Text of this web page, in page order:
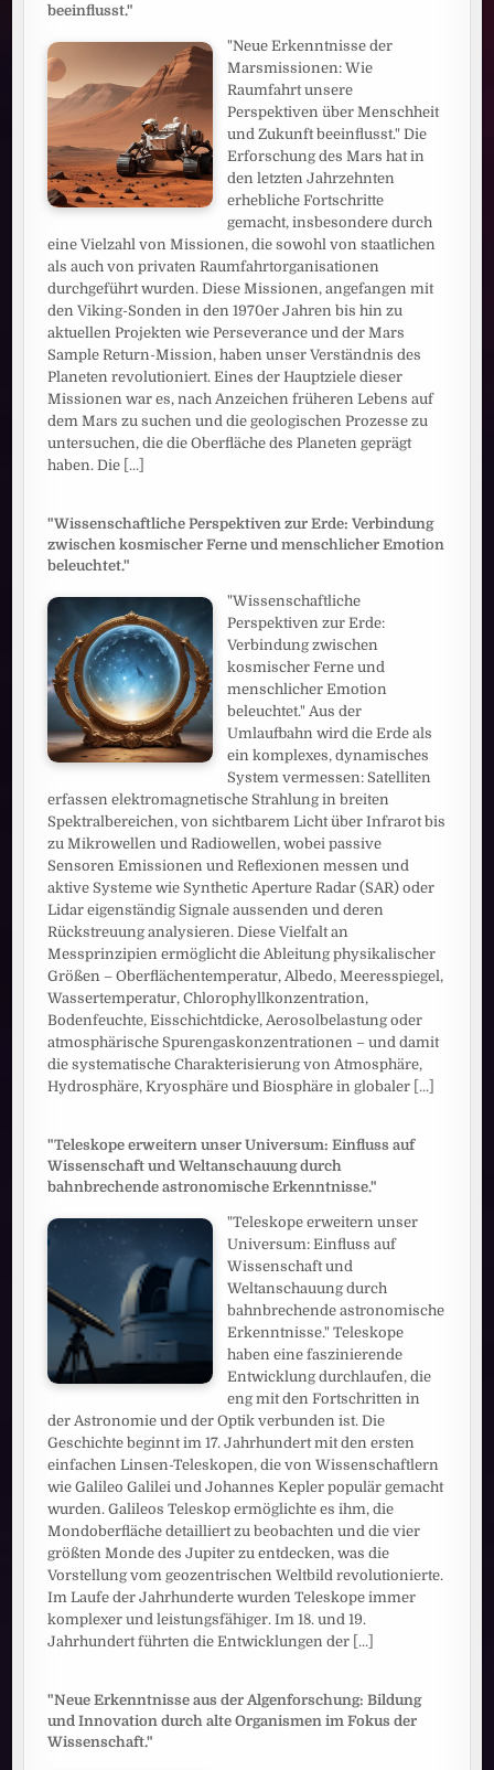
beeinflusst."
"Neue Erkenntnisse der
Marsmissionen: Wie
Raumfahrt unsere
Perspektiven über Menschheit
und Zukunft beeinflusst." Die
Erforschung des Mars hat in
den letzten Jahrzehnten
erhebliche Fortschritte
gemacht, insbesondere durch
eine Vielzahl von Missionen, die sowohl von staatlichen
als auch von privaten Raumfahrtorganisationen
durchgeführt wurden. Diese Missionen, angefangen mit
den Viking-Sonden in den 1970er Jahren bis hin zu
aktuellen Projekten wie Perseverance und der Mars
Sample Return-Mission, haben unser Verständnis des
Planeten revolutioniert. Eines der Hauptziele dieser
Missionen war es, nach Anzeichen früheren Lebens auf
dem Mars zu suchen und die geologischen Prozesse zu
untersuchen, die die Oberfläche des Planeten geprägt
haben. Die [...]
"Wissenschaftliche Perspektiven zur Erde: Verbindung
zwischen kosmischer Ferne und menschlicher Emotion
beleuchtet."
"Wissenschaftliche
Perspektiven zur Erde:
Verbindung zwischen
kosmischer Ferne und
menschlicher Emotion
beleuchtet." Aus der
Umlaufbahn wird die Erde als
ein komplexes, dynamisches
System vermessen: Satelliten
erfassen elektromagnetische Strahlung in breiten
Spektralbereichen, von sichtbarem Licht über Infrarot bis
zu Mikrowellen und Radiowellen, wobei passive
Sensoren Emissionen und Reflexionen messen und
aktive Systeme wie Synthetic Aperture Radar (SAR) oder
Lidar eigenständig Signale aussenden und deren
Rückstreuung analysieren. Diese Vielfalt an
Messprinzipien ermöglicht die Ableitung physikalischer
Größen – Oberflächentemperatur, Albedo, Meeresspiegel,
Wassertemperatur, Chlorophyllkonzentration,
Bodenfeuchte, Eisschichtdicke, Aerosolbelastung oder
atmosphärische Spurengaskonzentrationen – und damit
die systematische Charakterisierung von Atmosphäre,
Hydrosphäre, Kryosphäre und Biosphäre in globaler [...]
"Teleskope erweitern unser Universum: Einfluss auf
Wissenschaft und Weltanschauung durch
bahnbrechende astronomische Erkenntnisse."
"Teleskope erweitern unser
Universum: Einfluss auf
Wissenschaft und
Weltanschauung durch
bahnbrechende astronomische
Erkenntnisse." Teleskope
haben eine faszinierende
Entwicklung durchlaufen, die
eng mit den Fortschritten in
der Astronomie und der Optik verbunden ist. Die
Geschichte beginnt im 17. Jahrhundert mit den ersten
einfachen Linsen-Teleskopen, die von Wissenschaftlern
wie Galileo Galilei und Johannes Kepler populär gemacht
wurden. Galileos Teleskop ermöglichte es ihm, die
Mondoberfläche detailliert zu beobachten und die vier
größten Monde des Jupiter zu entdecken, was die
Vorstellung vom geozentrischen Weltbild revolutionierte.
Im Laufe der Jahrhunderte wurden Teleskope immer
komplexer und leistungsfähiger. Im 18. und 19.
Jahrhundert führten die Entwicklungen der [...]
"Neue Erkenntnisse aus der Algenforschung: Bildung
und Innovation durch alte Organismen im Fokus der
Wissenschaft."